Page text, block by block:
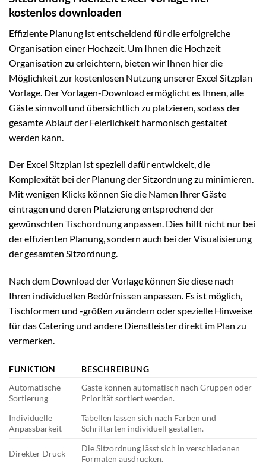
kostenlos downloaden
Effiziente Planung ist entscheidend für die erfolgreiche
Organisation einer Hochzeit. Um Ihnen die Hochzeit
Organisation zu erleichtern, bieten wir Ihnen hier die
Möglichkeit zur kostenlosen Nutzung unserer Excel Sitzplan
Vorlage. Der Vorlagen-Download ermöglicht es Ihnen, alle
Gäste sinnvoll und übersichtlich zu platzieren, sodass der
gesamte Ablauf der Feierlichkeit harmonisch gestaltet
werden kann.
Der Excel Sitzplan ist speziell dafür entwickelt, die
Komplexität bei der Planung der Sitzordnung zu minimieren.
Mit wenigen Klicks können Sie die Namen Ihrer Gäste
eintragen und deren Platzierung entsprechend der
gewünschten Tischordnung anpassen. Dies hilft nicht nur bei
der effizienten Planung, sondern auch bei der Visualisierung
der gesamten Sitzordnung.
Nach dem Download der Vorlage können Sie diese nach
Ihren individuellen Bedürfnissen anpassen. Es ist möglich,
Tischformen und -größen zu ändern oder spezielle Hinweise
für das Catering und andere Dienstleister direkt im Plan zu
vermerken.
FUNKTION
BESCHREIBUNG
Automatische
Sortierung
Gäste können automatisch nach Gruppen oder
Priorität sortiert werden.
Individuelle
Anpassbarkeit
Tabellen lassen sich nach Farben und
Schriftarten individuell gestalten.
Direkter Druck
Die Sitzordnung lässt sich in verschiedenen
Formaten ausdrucken.